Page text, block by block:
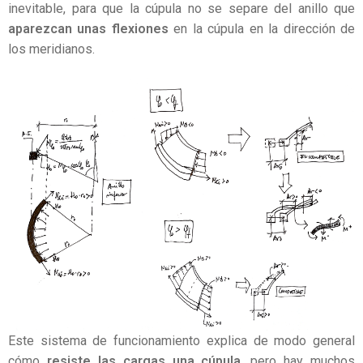
inevitable, para que la cúpula no se separe del anillo que
aparezcan unas flexiones en la cúpula en la dirección de
los meridianos.
Este sistema de funcionamiento explica de modo general